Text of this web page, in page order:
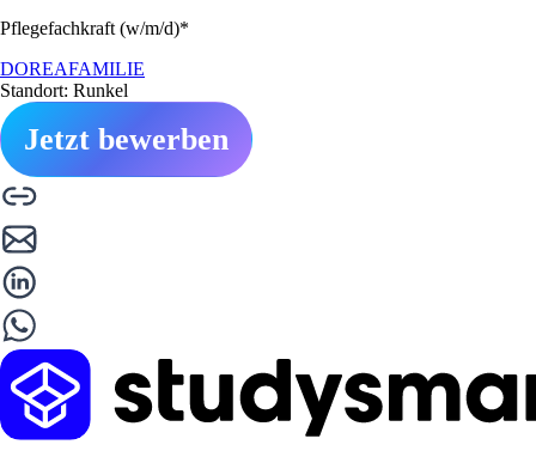
Pflegefachkraft (w/m/d)*
DOREAFAMILIE
Standort: Runkel
Jetzt bewerben